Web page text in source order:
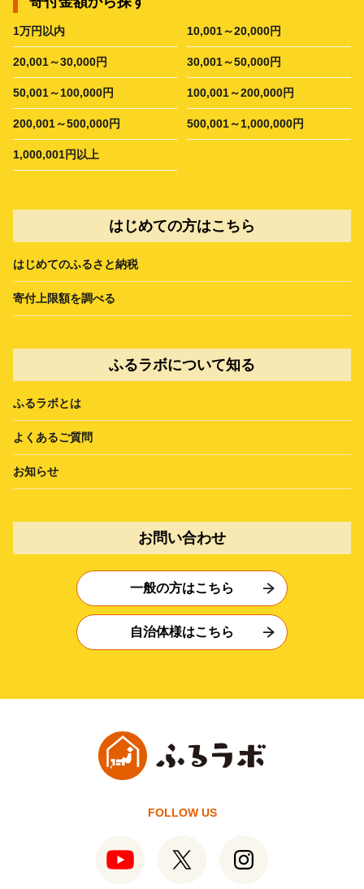
1万円以内 10,001～20,000円
20,001～30,000円 30,001～50,000円
50,001～100,000円 100,001～200,000円
200,001～500,000円 500,001～1,000,000円
1,000,001円以上
はじめての方はこちら
はじめてのふるさと納税
寄付上限額を調べる
ふるラボについて知る
ふるラボとは
よくあるご質問
お知らせ
お問い合わせ
一般の方はこちら
自治体様はこちら
FOLLOW US